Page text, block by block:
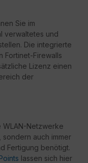
Sie im
verwaltetes und
Die integrierte
Fortinet-Firewalls
Lizenz einen
der
WLAN-Netzwerke
sondern auch immer
Fertigung benötigt.
lassen sich hier